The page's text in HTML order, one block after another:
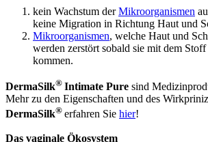
kein Wachstum derMikroorganismen
keine Migration in Richtung Haut und
Mikroorganismen, welche Haut und
werden zerstört sobald sie mit dem
kommen.
DermaSilk® Intimate Pure sind
Mehr zu den Eigenschaften und des
DermaSilk® erfahren Sie hier!
Das vaginale Ökosystem